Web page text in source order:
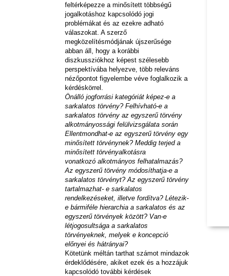
feltérképezze a minősített többségű
jogalkotáshoz kapcsolódó jogi
problémákat és az ezekre adható
válaszokat. A szerző
megközelítésmódjának újszerűsége
abban áll, hogy a korábbi
diszkussziókhoz képest szélesebb
perspektívába helyezve, több releváns
nézőpontot figyelembe véve foglalkozik a
kérdéskörrel.
Önálló jogforrási kategóriát képez-e a
sarkalatos törvény? Felhívható-e a
sarkalatos törvény az egyszerű törvény
alkotmányossági felülvizsgálata során
Ellentmondhat-e az egyszerű törvény egy
minősített törvénynek? Meddig terjed a
minősített törvényalkotásra
vonatkozó alkotmányos felhatalmazás?
Az egyszerű törvény módosíthatja-e a
sarkalatos törvényt? Az egyszerű törvény
tartalmazhat- e sarkalatos
rendelkezéseket, illetve fordítva? Létezik-
e bármiféle hierarchia a sarkalatos és az
egyszerű törvények között? Van-e
létjogosultsága a sarkalatos
törvényeknek, melyek e koncepció
előnyei és hátrányai?
Kötetünk méltán tarthat számot mindazok
érdeklődésére, akiket ezek és a hozzájuk
kapcsolódó további kérdések